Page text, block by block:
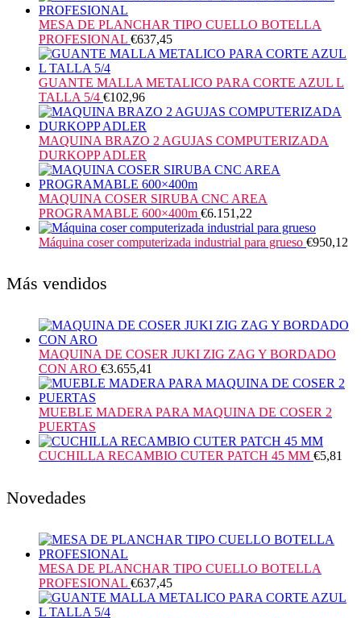
MESA DE PLANCHAR TIPO CUELLO BOTELLA
PROFESIONAL €637,45
GUANTE MALLA METALICO PARA CORTE AZUL L
TALLA 5/4 €102,96
MAQUINA BRAZO 2 AGUJAS COMPUTERIZADA
DURKOPP ADLER
MAQUINA COSER SIRUBA CNC AREA
PROGRAMABLE 600×400m €6.151,22
Máquina coser computerizada industrial para grueso €950,12
Más vendidos
MAQUINA DE COSER JUKI ZIG ZAG Y BORDADO
CON ARO €3.655,41
MUEBLE MADERA PARA MAQUINA DE COSER 2
PUERTAS
CUCHILLA RECAMBIO CUTER PATCH 45 MM €5,81
Novedades
MESA DE PLANCHAR TIPO CUELLO BOTELLA
PROFESIONAL €637,45